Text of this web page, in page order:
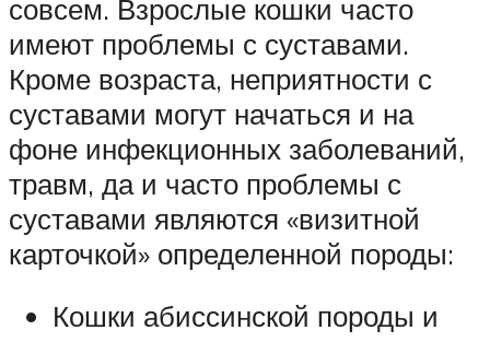
совсем. Взрослые кошки часто
имеют проблемы с суставами.
Кроме возраста, неприятности с
суставами могут начаться и на
фоне инфекционных заболеваний,
травм, да и часто проблемы с
суставами являются «визитной
карточкой» определенной породы:
Кошки абиссинской породы и